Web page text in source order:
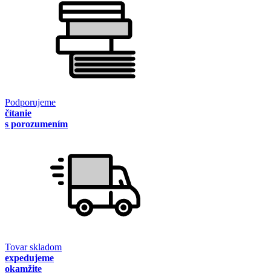
Podporujeme
čítanie
s porozumením
Tovar skladom
expedujeme
okamžite